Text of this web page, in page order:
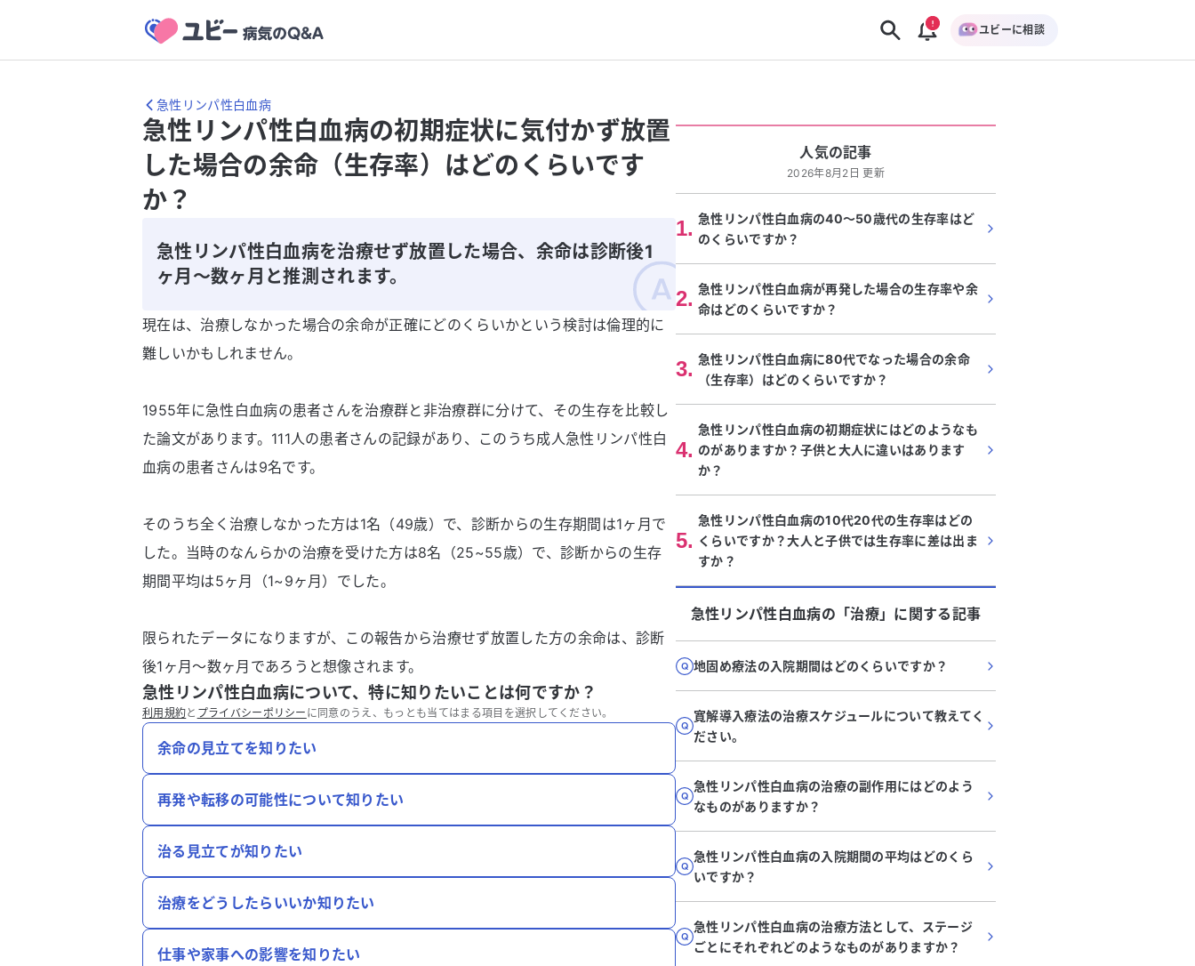
ユビーに相談
急性リンパ性白血病
急性リンパ性白血病の初期症状に気付かず放置
した場合の余命（生存率）はどのくらいです
か？
急性リンパ性白血病を治療せず放置した場合、余命は診断後1
ヶ月～数ヶ月と推測されます。
現在は、治療しなかった場合の余命が正確にどのくらいかという検討は倫理的に
難しいかもしれません。
1955年に急性白血病の患者さんを治療群と非治療群に分けて、その生存を比較し
た論文があります。111人の患者さんの記録があり、このうち成人急性リンパ性白
血病の患者さんは9名です。
そのうち全く治療しなかった方は1名（49歳）で、診断からの生存期間は1ヶ月で
した。当時のなんらかの治療を受けた方は8名（25~55歳）で、診断からの生存
期間平均は5ヶ月（1~9ヶ月）でした。
限られたデータになりますが、この報告から治療せず放置した方の余命は、診断
後1ヶ月〜数ヶ月であろうと想像されます。
急性リンパ性白血病について、特に知りたいことは何ですか？
利用規約と プライバシーポリシー に同意のうえ、もっとも当てはまる項目を選択してください。
余命の見立てを知りたい
再発や転移の可能性について知りたい
治る見立てが知りたい
治療をどうしたらいいか知りたい
仕事や家事への影響を知りたい
人気の記事
2026年8月2日 更新
1. 急性リンパ性白血病の40～50歳代の生存率はど
のくらいですか？
2. 急性リンパ性白血病が再発した場合の生存率や余
命はどのくらいですか？
3. 急性リンパ性白血病に80代でなった場合の余命
（生存率）はどのくらいですか？
4.
急性リンパ性白血病の初期症状にはどのようなも
のがありますか？子供と大人に違いはあります
か？
5.
急性リンパ性白血病の10代20代の生存率はどの
くらいですか？大人と子供では生存率に差は出ま
すか？
急性リンパ性白血病の「治療」に関する記事
地固め療法の入院期間はどのくらいですか？
寛解導入療法の治療スケジュールについて教えてく
ださい。
急性リンパ性白血病の治療の副作用にはどのよう
なものがありますか？
急性リンパ性白血病の入院期間の平均はどのくら
いですか？
急性リンパ性白血病の治療方法として、ステージ
ごとにそれぞれどのようなものがありますか？